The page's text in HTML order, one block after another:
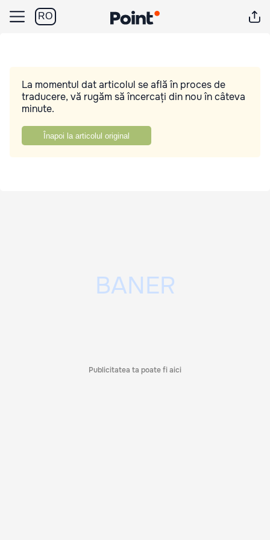
RO
La momentul dat articolul se află în proces de
traducere, vă rugăm să încercați din nou în câteva
minute.
Înapoi la articolul original
Publicitatea ta poate fi aici